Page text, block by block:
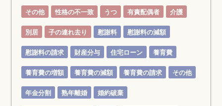
その他 性格の不一致 うつ 有責配偶者 介護
別居 子の連れ去り 慰謝料 慰謝料の減額
慰謝料の請求 財産分与 住宅ローン 養育費
養育費の増額 養育費の減額 養育費の請求 その他
年金分割 熟年離婚 婚約破棄